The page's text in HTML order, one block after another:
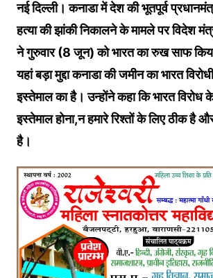
नई दिल्ली। कनाडा में देश की भूतपूर्व
हत्या की झांकी निकालने के मामले पर विदेश
ने गुरुवार (8 जून) को भारत का रुख साफ
यहां बड़ा मुद्दा कनाडा की जमीन का भारत
इस्तेमाल का है। उन्होंने कहा कि भारत विरोध
इस्तेमाल होना,न हमारे रिश्तों के लिए ठीक है
है।